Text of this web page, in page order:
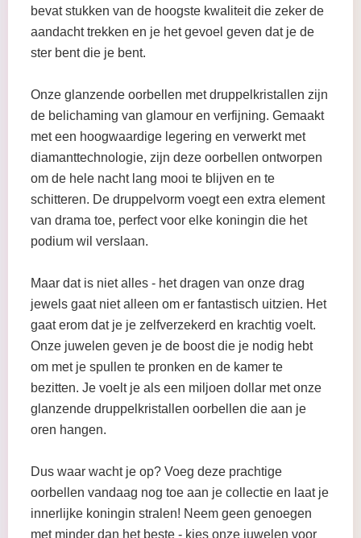
bevat stukken van de hoogste kwaliteit die zeker de
aandacht trekken en je het gevoel geven dat je de
ster bent die je bent.
Onze glanzende oorbellen met druppelkristallen zijn
de belichaming van glamour en verfijning. Gemaakt
met een hoogwaardige legering en verwerkt met
diamanttechnologie, zijn deze oorbellen ontworpen
om de hele nacht lang mooi te blijven en te
schitteren. De druppelvorm voegt een extra element
van drama toe, perfect voor elke koningin die het
podium wil verslaan.
Maar dat is niet alles - het dragen van onze drag
jewels gaat niet alleen om er fantastisch uitzien. Het
gaat erom dat je je zelfverzekerd en krachtig voelt.
Onze juwelen geven je de boost die je nodig hebt
om met je spullen te pronken en de kamer te
bezitten. Je voelt je als een miljoen dollar met onze
glanzende druppelkristallen oorbellen die aan je
oren hangen.
Dus waar wacht je op? Voeg deze prachtige
oorbellen vandaag nog toe aan je collectie en laat je
innerlijke koningin stralen! Neem geen genoegen
met minder dan het beste - kies onze juwelen voor